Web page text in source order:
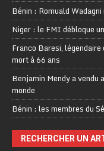
Bénin : Romuald
Niger : le FMI débloque
Franco Baresi,
mort à 66 ans
Benjamin Mendy a vendu
monde
Bénin : les membres du
RECHERCHER UN